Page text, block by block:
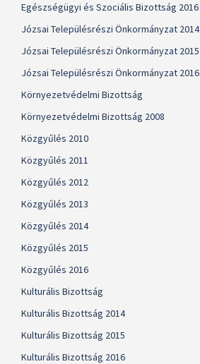
Egészségügyi és Szociális Bizottság 2016
Józsai Településrészi Önkormányzat 2014
Józsai Településrészi Önkormányzat 2015
Józsai Településrészi Önkormányzat 2016
Környezetvédelmi Bizottság
Környezetvédelmi Bizottság 2008
Közgyűlés 2010
Közgyűlés 2011
Közgyűlés 2012
Közgyűlés 2013
Közgyűlés 2014
Közgyűlés 2015
Közgyűlés 2016
Kulturális Bizottság
Kulturális Bizottság 2014
Kulturális Bizottság 2015
Kulturális Bizottság 2016